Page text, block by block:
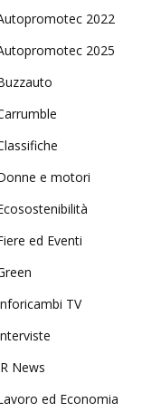
2022
2025
e motori
ed Eventi
TV
News
ed Economia